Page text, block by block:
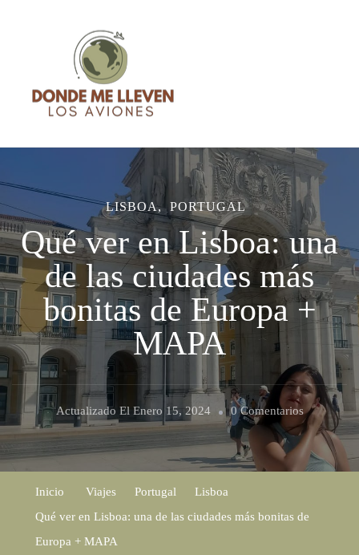
Blog de Viajes – Donde me
lleven los aviones
Blog de Viajes con consejos, recomendaciones, sensaciones y
guías basadas en mi experiencia
LISBOA PORTUGAL
Qué ver en Lisboa: una
de las ciudades más
bonitas de Europa +
MAPA
Actualizado El Enero 15, 2024 0 ComentariosEn
Qué
Ver
Lisboa:
Inicio Viajes Portugal
Lisboa
Qué ver en Lisboa: una de las ciudades más bonitas de
Europa + MAPA